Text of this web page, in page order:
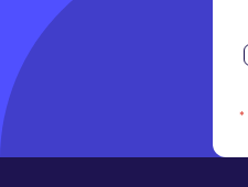
*